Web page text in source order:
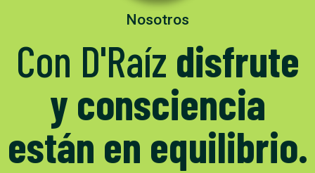
Nosotros
Con D'Raíz disfrute
y consciencia
están en equilibrio.